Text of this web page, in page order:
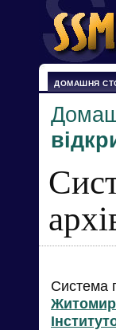
ДОМАШНЯ
Система